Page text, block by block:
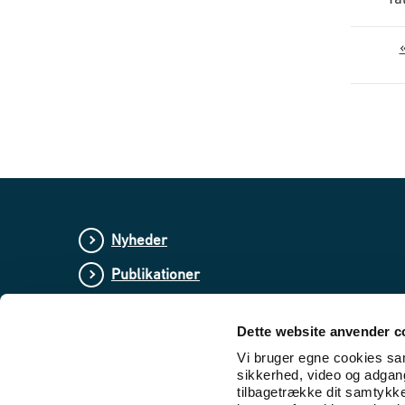
Dette website anvender
Vi bruger egne cookies
sikkerhed, video og
tilbagetrække dit
Nyheder
Publikationer